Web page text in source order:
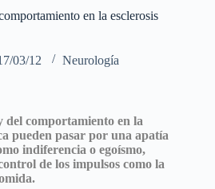
en la esclerosis
03/12 Neurología
del comportamiento en la
pueden pasar por una apatía
indiferencia o egoísmo,
de los impulsos como la